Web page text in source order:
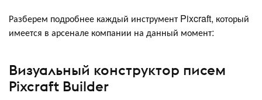
Разберем подробнее каждый инструмент Pixcraft, который
имеется в арсенале компании на данный момент:
Визуальный конструктор писем
Pixcraft Builder